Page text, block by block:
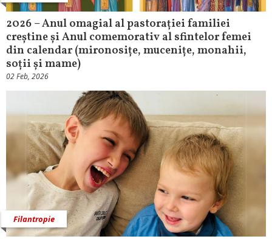
2026 – Anul omagial al pastorației familiei
creștine și Anul comemorativ al sfintelor femei
din calendar (mironosițe, mucenițe, monahii,
soții și mame)
02 Feb, 2026
Filantropie